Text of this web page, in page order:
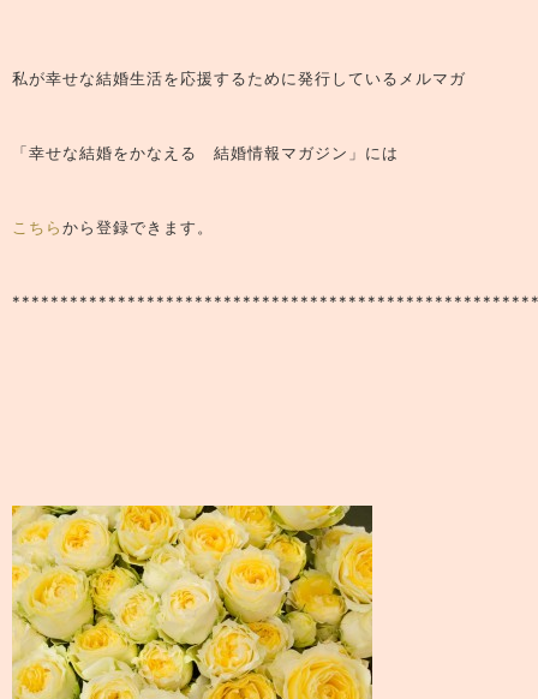
私が幸せな結婚生活を応援するために発行しているメルマガ
「幸せな結婚をかなえる 結婚情報マガジン」 には
こちらから登録できます。